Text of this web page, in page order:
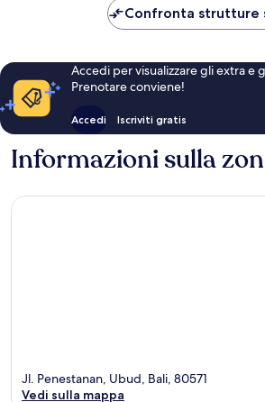
Confronta strutture
Accedi per visualizzare gli extra e
Prenotare conviene!
Accedi Iscriviti gratis
Informazioni sulla
Jl. Penestanan, Ubud, Bali, 80571
Vedi sulla mappa